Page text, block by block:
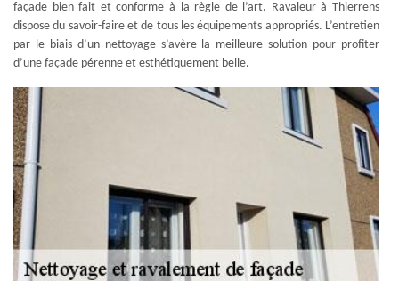
façade bien fait et conforme à la règle de l’art. Ravaleur à Thierrens
dispose du savoir-faire et de tous les équipements appropriés. L’entretien
par le biais d’un nettoyage s’avère la meilleure solution pour profiter
d’une façade pérenne et esthétiquement belle.